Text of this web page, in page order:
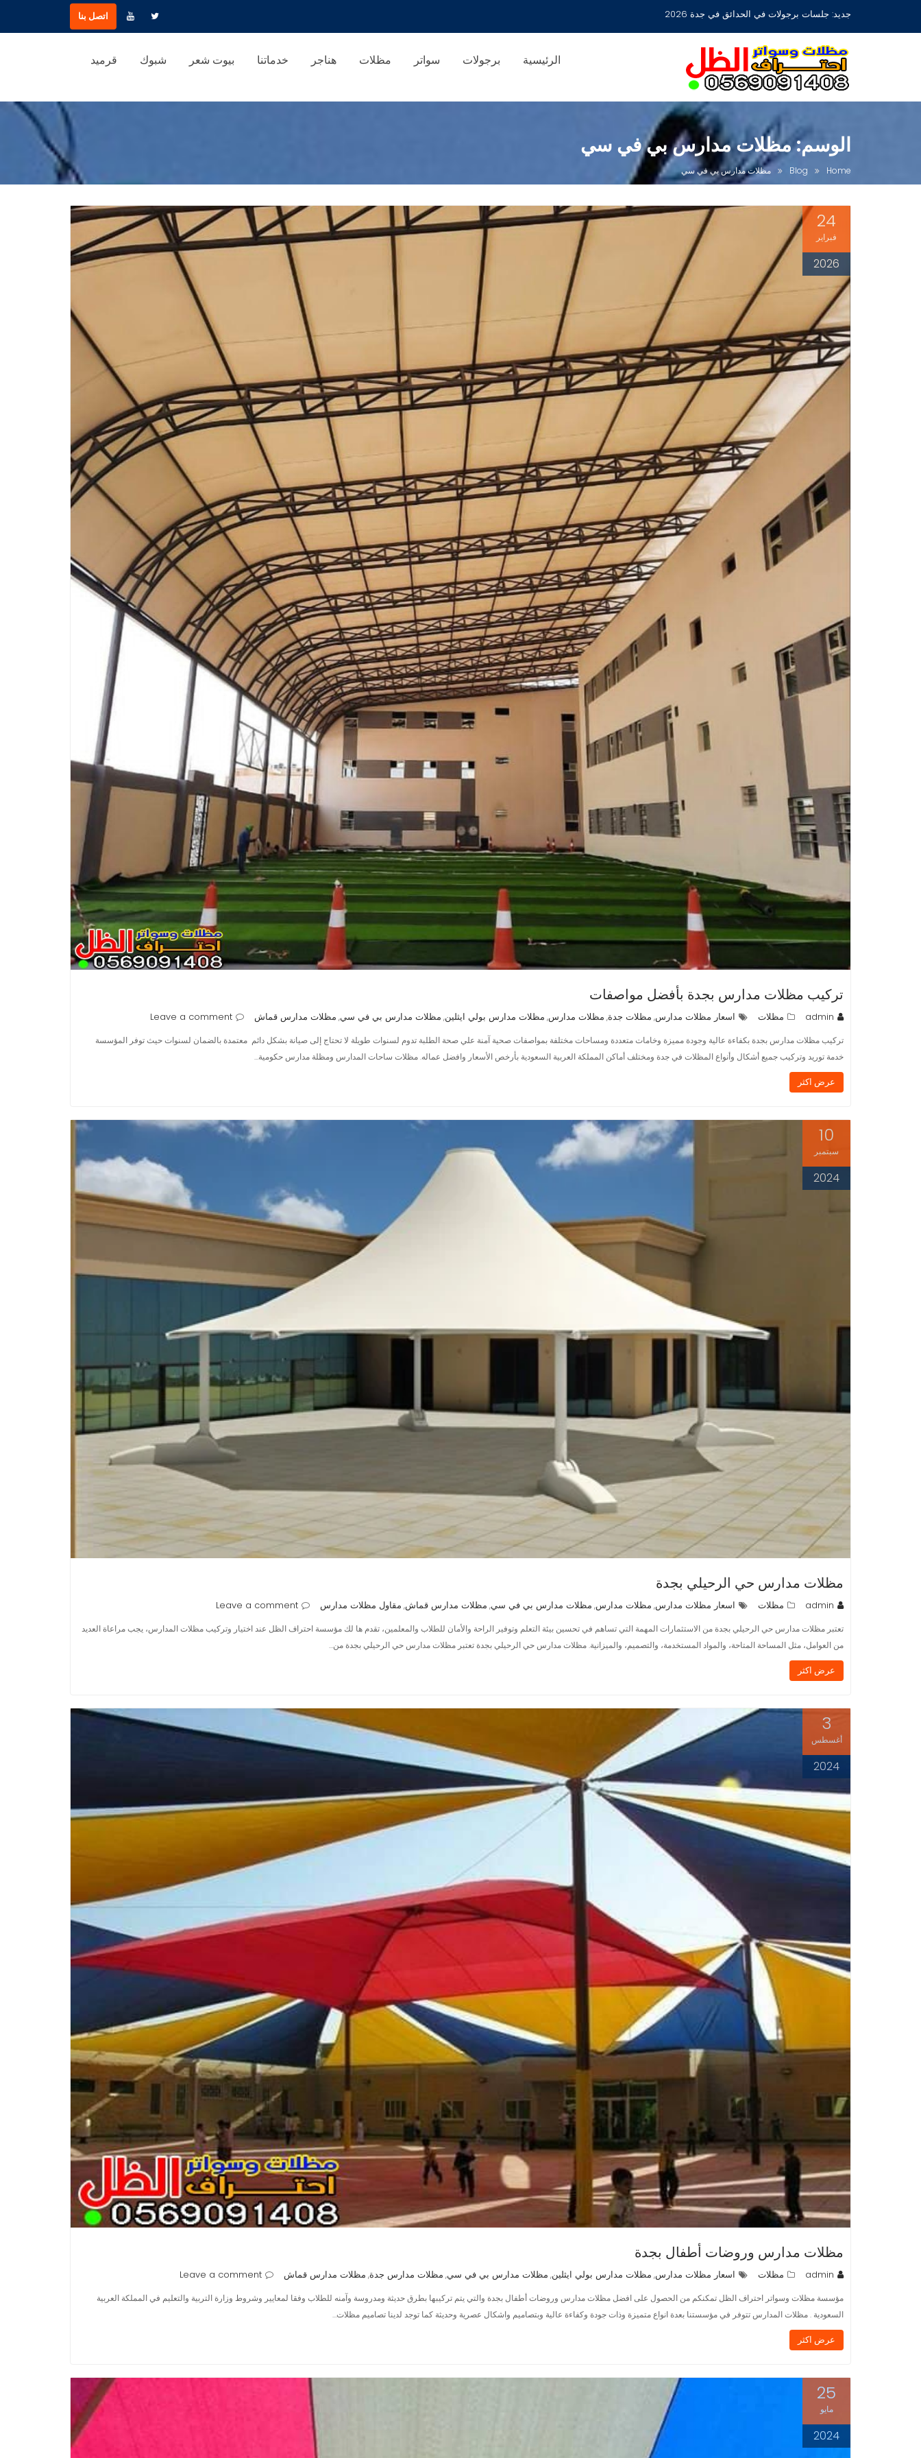
جديد: مظلات جلسات حدائق أشكال مودرن عصرية جديدة بجدة اتصل بنا
الرئيسية برجولات سواتر مظلات هناجر خدماتنا بيوت شعر شبوك قرميد
الوسم:مظلات مدارس بي في سي
Home
Blog مظلات مدارس بي في سي
24
فبراير
2026
تركيب مظلات مدارس بجدة بأفضل مواصفات
admin مظلات اسعار مظلات مدارس, مظلات جدة, مظلات مدارس, مظلات مدارس بولي ايثلين, مظلات مدارس بي في سي, مظلات مدارس قماش Leave a comment
تركيب مظلات مدارس بجدة بكفاءة عالية وجودة مميزة وخامات متعددة ومساحات مختلفة بمواصفات صحية آمنة علي صحة الطلبة تدوم لسنوات طويلة لا تحتاج إلى صيانة بشكل دائم معتمدة بالضمان لسنوات حيث توفر المؤسسة
خدمة توريد وتركيب جميع أشكال وأنواع المظلات في جدة ومختلف أماكن المملكة العربية السعودية بأرخص الأسعار وافضل عماله. مظلات ساحات المدارس ومظلة مدارس حكومية…
عرض اكثر
10
سبتمبر
2024
مظلات مدارس حي الرحيلي بجدة
admin مظلات اسعار مظلات مدارس, مظلات مدارس, مظلات مدارس بي في سي, مظلات مدارس قماش, مقاول مظلات مدارس Leave a comment
تعتبر مظلات مدارس حي الرحيلي بجدة من الاستثمارات المهمة التي تساهم في تحسين بيئة التعلم وتوفير الراحة والأمان للطلاب والمعلمين، تقدم ها لك مؤسسة احتراف الظل عند اختيار وتركيب مظلات المدارس، يجب مراعاة العديد
من العوامل، مثل المساحة المتاحة، والمواد المستخدمة، والتصميم، والميزانية. مظلات مدارس حي الرحيلي بجدة تعتبر مظلات مدارس حي الرحيلي بجدة من…
عرض اكثر
3
أغسطس
2024
مظلات مدارس وروضات أطفال بجدة
admin مظلات اسعار مظلات مدارس, مظلات مدارس بولي ايثلين, مظلات مدارس بي في سي, مظلات مدارس جدة, مظلات مدارس قماش Leave a comment
مؤسسة مظلات وسواتر احتراف الظل تمكنكم من الحصول على افضل مظلات مدارس وروضات أطفال بجدة والتي يتم تركيبها بطرق حديثة ومدروسة وآمنه للطلاب وفقا لمعايير وشروط وزارة التربية والتعليم في المملكة العربية
السعودية . مظلات المدارس تتوفر في مؤسستنا بعدة انواع متميزة وذات جودة وكفاءة عالية وبتصاميم واشكال عصرية وحديثة كما توجد لدينا تصاميم مظلات…
عرض اكثر
25
مايو
2024